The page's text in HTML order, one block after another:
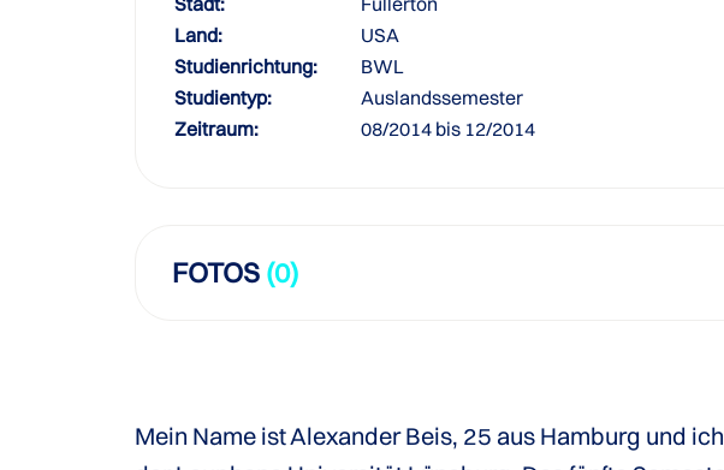
Land:
USA
Studienrichtung:
BWL
Studientyp:
Auslandssemester
Zeitraum:
08/2014 bis 12/2014
FOTOS (0)
Mein Name ist Alexander Beis, 25 aus Hamburg und